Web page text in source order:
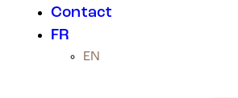
Contact
FR
EN